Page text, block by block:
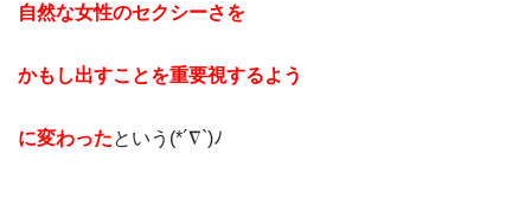
自然な女性のセクシーさを
かもし出すことを重要視するよう
に変わったという(*´∇`)ﾉ